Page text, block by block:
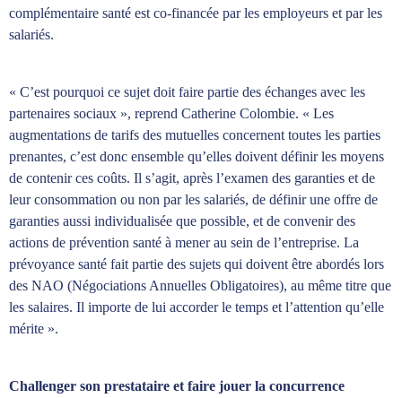
complémentaire santé est co-financée par les employeurs et par les
salariés.
« C’est pourquoi ce sujet doit faire partie des échanges avec les
partenaires sociaux », reprend Catherine Colombie. « Les
augmentations de tarifs des mutuelles concernent toutes les parties
prenantes, c’est donc ensemble qu’elles doivent définir les moyens
de contenir ces coûts. Il s’agit, après l’examen des garanties et de
leur consommation ou non par les salariés, de définir une offre de
garanties aussi individualisée que possible, et de convenir des
actions de prévention santé à mener au sein de l’entreprise. La
prévoyance santé fait partie des sujets qui doivent être abordés lors
des NAO (Négociations Annuelles Obligatoires), au même titre que
les salaires. Il importe de lui accorder le temps et l’attention qu’elle
mérite ».
Challenger son prestataire et faire jouer la concurrence